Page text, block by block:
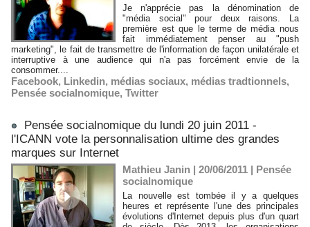
Je n'apprécie pas la dénomination de
"média social" pour deux raisons. La
première est que le terme de média nous
fait immédiatement penser au "push
marketing", le fait de transmettre de l'information de façon unilatérale et
interruptive à une audience qui n'a pas forcément envie de la
consommer....
Facebook, Linkedin, médias sociaux, médias tradtionnels,
Pensée socialnomique, Twitter
Pensée socialnomique du lundi 20 juin 2011 -
l'ICANN vote la personnalisation ultime des grandes
marques sur Internet
Mathieu Janin | 20/06/2011 | Pensée
socialnomique
La nouvelle est tombée il y a quelques
heures et représente l'une des principales
évolutions d'Internet depuis plus d'un quart